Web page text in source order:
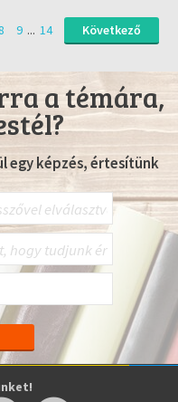
9 ... 14 Következő
a témára,
egy képzés, értesítünk